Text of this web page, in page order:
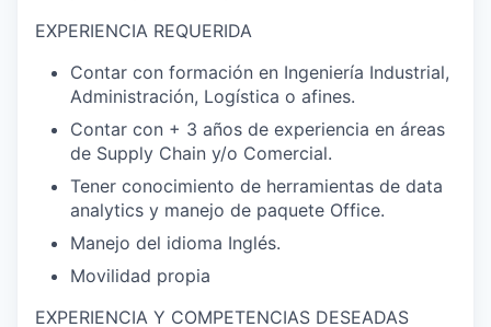
EXPERIENCIA REQUERIDA
Contar con formación en Ingeniería Industrial,
Administración, Logística o afines.
Contar con + 3 años de experiencia en áreas
de Supply Chain y/o Comercial.
Tener conocimiento de herramientas de data
analytics y manejo de paquete Office.
Manejo del idioma Inglés.
Movilidad propia
EXPERIENCIA Y COMPETENCIAS DESEADAS